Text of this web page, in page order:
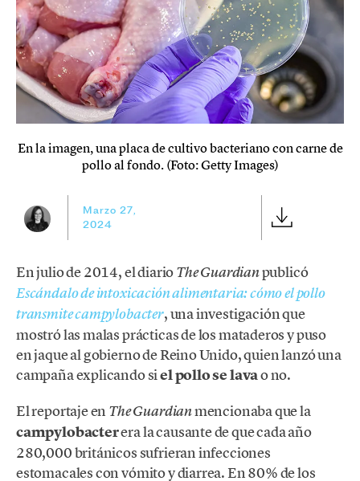
En la imagen, una placa de cultivo bacteriano con carne de
pollo al fondo. (Foto: Getty Images)
Marzo 27,
2024
En julio de 2014, el diarioThe Guardianpublicó
Escándalo de intoxicación alimentaria: cómo el pollo
transmite campylobacter, una investigación que
mostró las malas prácticas de los mataderos y puso
en jaque al gobierno de Reino Unido, quien lanzó una
campaña explicando siel pollo se lavao no.
El reportaje en The Guardianmencionaba que la
campylobacterera la causante de que cada año
280,000 británicos sufrieran infecciones
estomacales con vómito y diarrea. En 80% de los